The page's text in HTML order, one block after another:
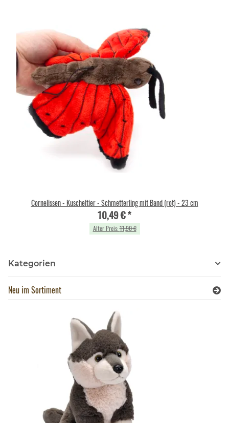
Cornelissen - Kuscheltier - Schmetterling mit Band (rot) - 23 cm
10,49 €*
Alter Preis:11,90 €
Kategorien
Neu im Sortiment